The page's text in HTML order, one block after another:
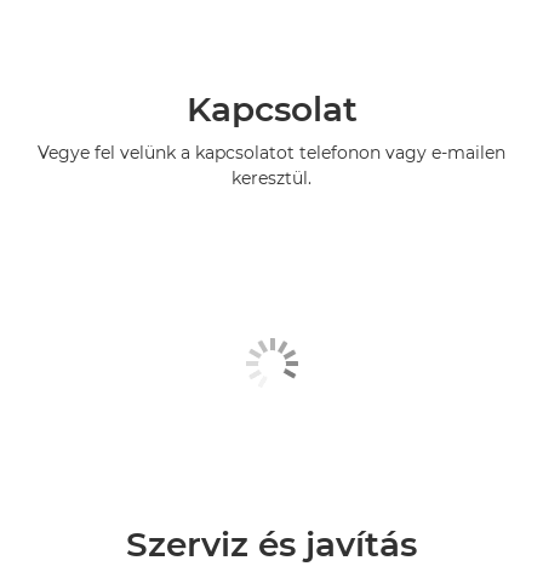
Kapcsolat
Vegye fel velünk a kapcsolatot telefonon vagy e-mailen
keresztül.
Szerviz és javítás